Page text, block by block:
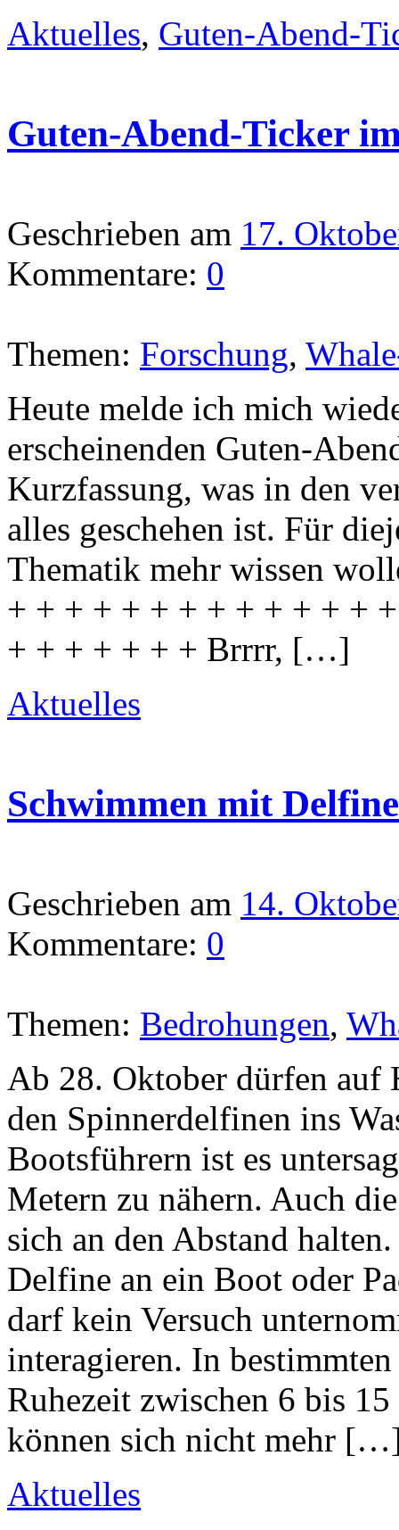
Aktuelles, Guten-Abend-
Guten-Abend-Ticker
Geschrieben am 17.
Kommentare: 0
Themen: Forschung,
Heute melde ich mich
erscheinenden Guten-
Kurzfassung, was in den
alles geschehen ist. Für
Thematik mehr wissen
+ + + + + + + + + + + + +
+ + + + + + + Brrrr, […]
Aktuelles
Schwimmen mit
Geschrieben am 14.
Kommentare: 0
Themen: Bedrohungen,
Ab 28. Oktober dürfen auf
den Spinnerdelfinen ins
Bootsführern ist es
Metern zu nähern. Auch
sich an den Abstand
Delfine an ein Boot oder
darf kein Versuch
interagieren. In
Ruhezeit zwischen 6 bis
können sich nicht mehr
Aktuelles